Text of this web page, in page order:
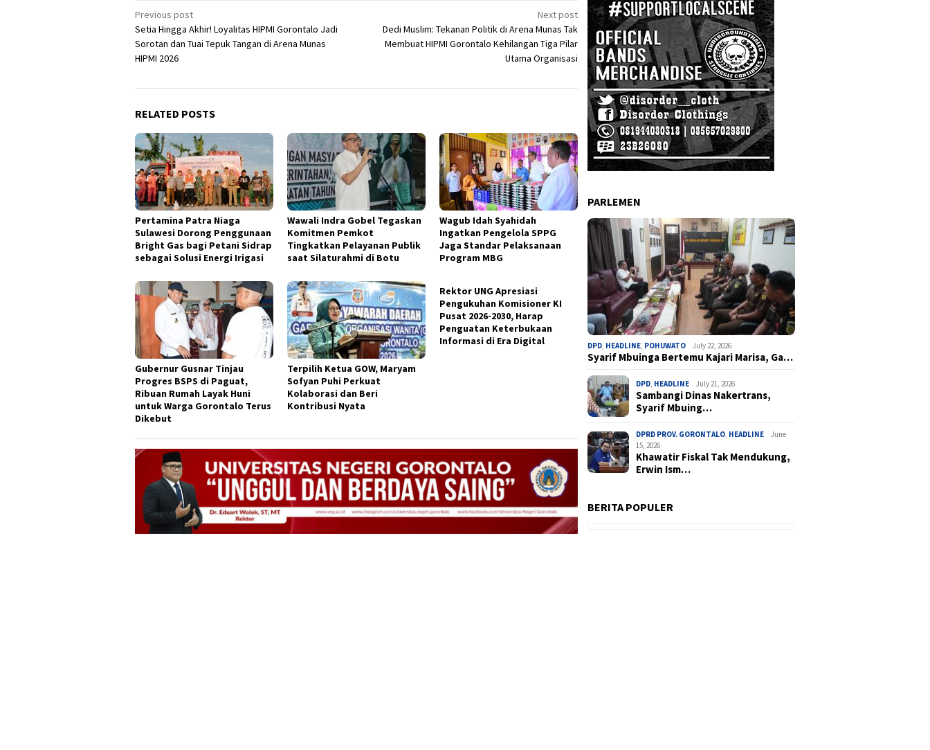
Post
navigation
Previous post
Setia Hingga Akhir! Loyalitas HIPMI Gorontalo Jadi
Sorotan dan Tuai Tepuk Tangan di Arena Munas
HIPMI 2026
Next post
Dedi Muslim: Tekanan Politik di Arena Munas Tak
Membuat HIPMI Gorontalo Kehilangan Tiga Pilar
Utama Organisasi
RELATED POSTS
Pertamina Patra Niaga
Sulawesi Dorong Penggunaan
Bright Gas bagi Petani Sidrap
sebagai Solusi Energi Irigasi
Wawali Indra Gobel Tegaskan
Komitmen Pemkot
Tingkatkan Pelayanan Publik
saat Silaturahmi di Botu
Wagub Idah Syahidah
Ingatkan Pengelola SPPG
Jaga Standar Pelaksanaan
Program MBG
Gubernur Gusnar Tinjau
Progres BSPS di Paguat,
Ribuan Rumah Layak Huni
untuk Warga Gorontalo Terus
Dikebut
Terpilih Ketua GOW, Maryam
Sofyan Puhi Perkuat
Kolaborasi dan Beri
Kontribusi Nyata
Rektor UNG Apresiasi
Pengukuhan Komisioner KI
Pusat 2026-2030, Harap
Penguatan Keterbukaan
Informasi di Era Digital
PARLEMEN
DPD, HEADLINE, POHUWATO July 22, 2026
Syarif Mbuinga Bertemu Kajari Marisa, Ga…
DPD, HEADLINE July 21, 2026
Sambangi Dinas Nakertrans,
Syarif Mbuing…
DPRD PROV. GORONTALO, HEADLINE
June
15, 2026
Khawatir Fiskal Tak Mendukung,
Erwin Ism…
BERITA POPULER